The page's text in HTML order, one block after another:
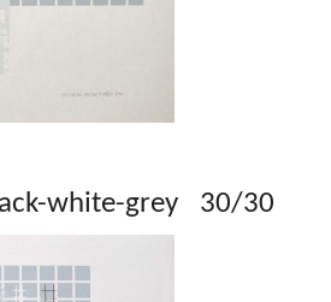
white-grey 30/30